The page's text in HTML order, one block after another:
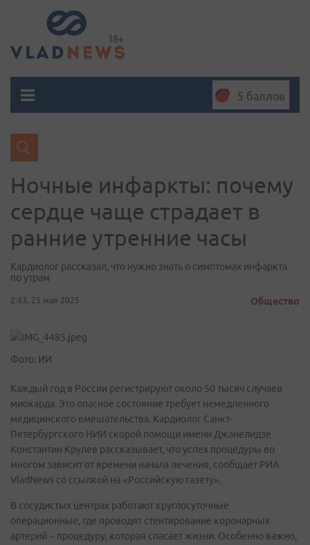
5 баллов
Ночные инфаркты: почему
сердце чаще страдает в
ранние утренние часы
Кардиолог рассказал, что нужно знать о симптомах инфаркта
по утрам
2:43, 25 мая 2025 Общество
Фото: ИИ
Каждый год в России регистрируют около 50 тысяч случаев
миокарда. Это опасное состояние требует немедленного
медицинского вмешательства. Кардиолог Санкт-
Петербургского НИИ скорой помощи имени Джанелидзе
Константин Крулев рассказывает, что успех процедуры во
многом зависит от времени начала лечения, сообщает РИА
VladNews со ссылкой на «Российскую газету».
В сосудистых центрах работают круглосуточные
операционные, где проводят стентирование коронарных
артерий – процедуру, которая спасает жизни. Особенно важно,